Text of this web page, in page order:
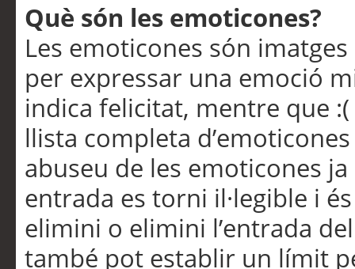
Què són les emoticones?
Les emoticones són
per expressar una emoció
indica felicitat, mentre que
llista completa
abuseu de les emoticones
entrada es torni il·legible i
elimini o elimini l’entrada
també pot establir un límit